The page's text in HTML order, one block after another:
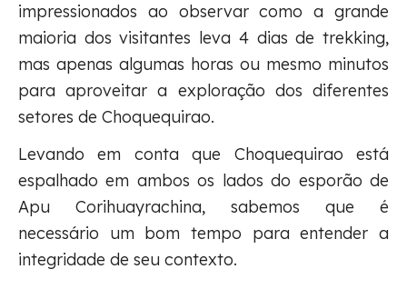
impressionados ao observar como a grande
maioria dos visitantes leva 4 dias de trekking,
mas apenas algumas horas ou mesmo minutos
para aproveitar a exploração dos diferentes
setores de Choquequirao.
Levando em conta que Choquequirao está
espalhado em ambos os lados do esporão de
Apu Corihuayrachina, sabemos que é
necessário um bom tempo para entender a
integridade de seu contexto.